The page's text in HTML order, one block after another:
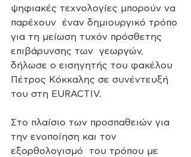
ψηφιακές τεχνολογίες μπορούν να
παρέχουν  έναν δημιουργικό τρόπο
για τη μείωση τυχόν πρόσθετης
επιβάρυνσης των  γεωργών,
δήλωσε ο εισηγητής του φακέλου
Πέτρος Κόκκαλης σε συνέντευξή
του στη EURACTIV.
Στο πλαίσιο των προσπαθειών για
την ενοποίηση και τον
εξορθολογισμό  του τρόπου με